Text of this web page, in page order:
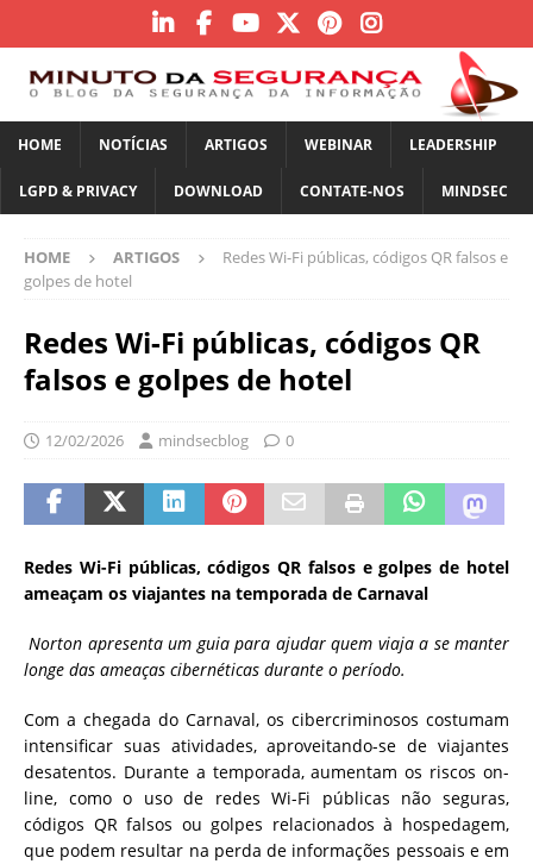
HOME NOTÍCIAS ARTIGOS WEBINAR LEADERSHIP
LGPD & PRIVACY DOWNLOAD CONTATE-NOS MINDSEC
HOME ARTIGOS
Redes Wi-Fi públicas, códigos QR falsos e
golpes de hotel
Redes Wi-Fi públicas, códigos QR
falsos e golpes de hotel
12/02/2026 mindsecblog 0
Redes Wi-Fi públicas, códigos QR falsos e golpes de hotel
ameaçam os viajantes na temporada de Carnaval
Norton apresenta um guia para ajudar quem viaja a se manter
longe das ameaças cibernéticas durante o período.
Com a chegada do Carnaval, os cibercriminosos costumam
intensificar suas atividades, aproveitando-se de viajantes
desatentos. Durante a temporada, aumentam os riscos on-
line, como o uso de redes Wi-Fi públicas não seguras,
códigos QR falsos ou golpes relacionados à hospedagem,
que podem resultar na perda de informações pessoais e em